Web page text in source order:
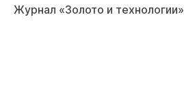
Журнал «Золото и технологии»